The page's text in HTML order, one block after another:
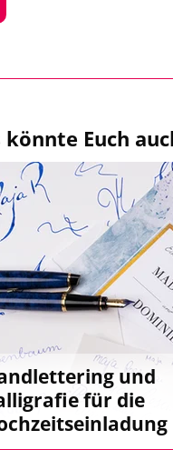
könnte Euch
und
für die